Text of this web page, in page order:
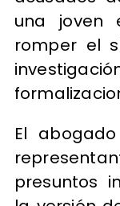
una joven
romper el
El
presuntos